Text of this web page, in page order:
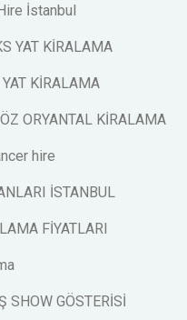
İstanbul
YAT KİRALAMA
KİRALAMA
ORYANTAL KİRALAMA
hire
İSTANBUL
FİYATLARI
SHOW GÖSTERİSİ